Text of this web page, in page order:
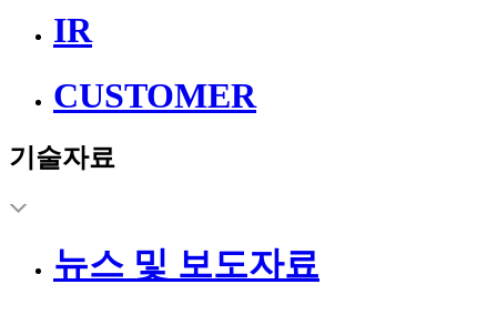
IR
CUSTOMER
기술자료
뉴스 및 보도자료